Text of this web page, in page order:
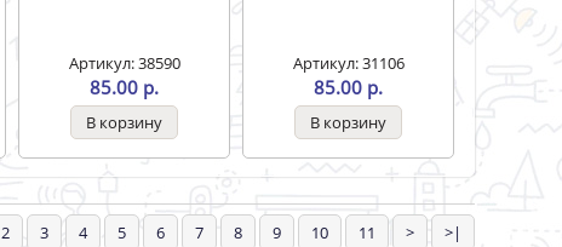
Артикул: 38590
85.00 р.
Артикул: 31106
85.00 р.
2 3 4 5 6 7 8 9 10 11 > >|